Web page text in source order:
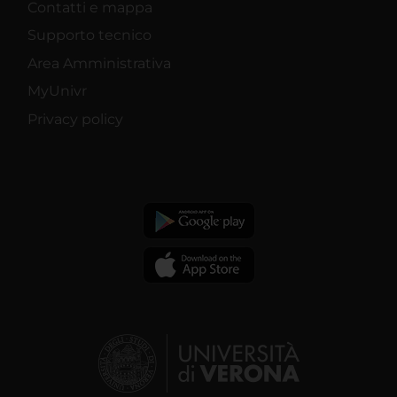
Contatti e mappa
Supporto tecnico
Area Amministrativa
MyUnivr
Privacy policy